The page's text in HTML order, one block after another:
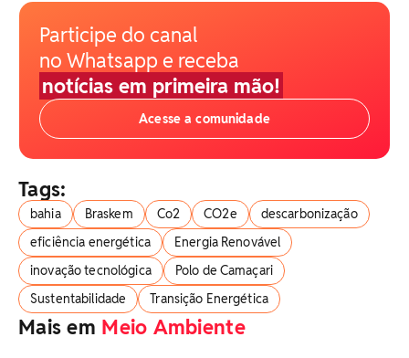
Participe do canal
no Whatsapp e receba
notícias em primeira mão!
Acesse a comunidade
Tags:
bahia Braskem Co2 CO2e
descarbonização
eficiência energética
Energia Renovável
inovação tecnológica
Polo de Camaçari
Sustentabilidade
Transição Energética
Mais em Meio Ambiente